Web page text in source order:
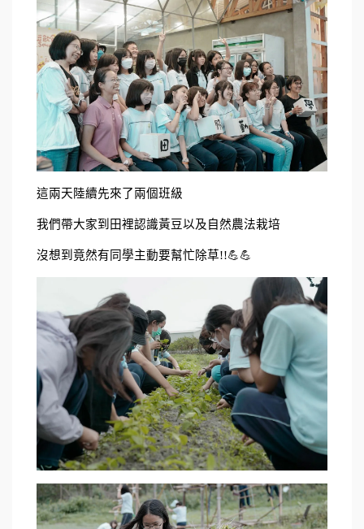
這兩天陸續先來了兩個班級
我們帶大家到田裡認識黃豆以及自然農法栽培
沒想到竟然有同學主動要幫忙除草!!💪💪